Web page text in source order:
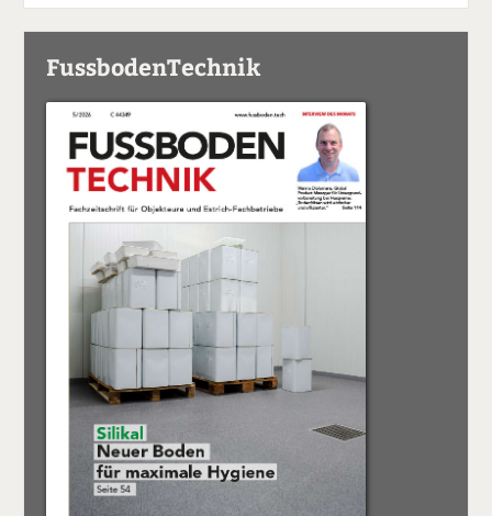
FussbodenTechnik